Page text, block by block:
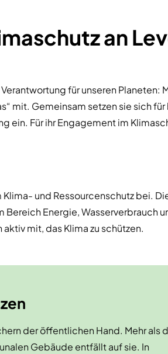
an
für unseren
mit. Gemeinsam setzen sie
ein. Für ihr Engagement im
Klima- und Ressourcenschutz bei.
Energie, Wasserverbrauch
mit, das Klima zu schützen.
der öffentlichen Hand. Mehr als
Gebäude entfällt auf sie. In